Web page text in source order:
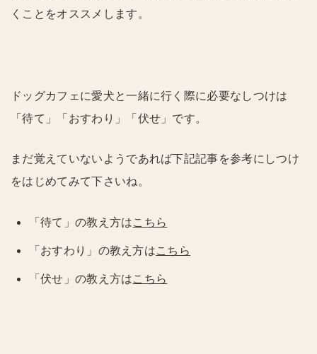
くことをオススメします。
ドッグカフェに愛犬と一緒に行く際に必要なしつけは
「待て」「おすわり」「伏せ」です。
まだ覚えていないようであれば下記記事を参考にしつけ
をはじめてみて下さいね。
「待て」の教え方はこちら
「おすわり」の教え方はこちら
「伏せ」の教え方はこちら